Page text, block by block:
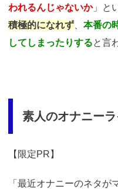
われるんじゃないか」と
積極的になれず
本番の
してしまったりすると言
素人のオナニー
【限定PR】
「最近オナニーのネタが